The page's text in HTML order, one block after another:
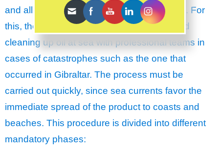
and all the flora and fauna that inhabit them. For
this, there are techniques for recovering and
cleaning up oil at sea with professional teams in
cases of catastrophes such as the one that
occurred in Gibraltar. The process must be
carried out quickly, since sea currents favor the
immediate spread of the product to coasts and
beaches. This procedure is divided into different
mandatory phases: